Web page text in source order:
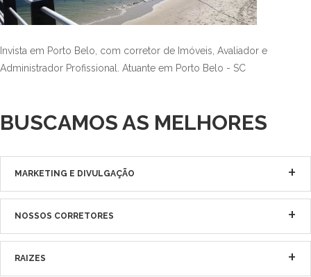
Invista em Porto Belo, com corretor de Imóveis, Avaliador e
Administrador Profissional. Atuante em Porto Belo - SC
BUSCAMOS AS MELHORES
MARKETING E DIVULGAÇÃO
NOSSOS CORRETORES
RAIZES